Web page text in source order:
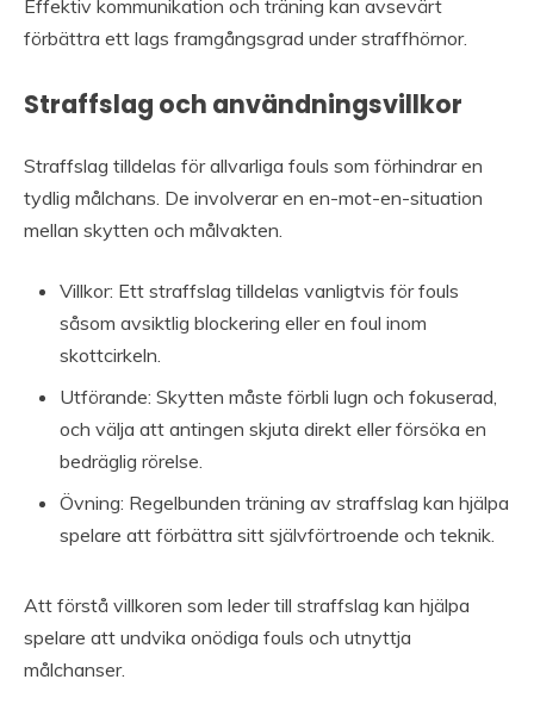
Effektiv kommunikation och träning kan avsevärt
förbättra ett lags framgångsgrad under straffhörnor.
Straffslag och användningsvillkor
Straffslag tilldelas för allvarliga fouls som förhindrar en
tydlig målchans. De involverar en en-mot-en-situation
mellan skytten och målvakten.
Villkor: Ett straffslag tilldelas vanligtvis för fouls
såsom avsiktlig blockering eller en foul inom
skottcirkeln.
Utförande: Skytten måste förbli lugn och fokuserad,
och välja att antingen skjuta direkt eller försöka en
bedräglig rörelse.
Övning: Regelbunden träning av straffslag kan hjälpa
spelare att förbättra sitt självförtroende och teknik.
Att förstå villkoren som leder till straffslag kan hjälpa
spelare att undvika onödiga fouls och utnyttja
målchanser.